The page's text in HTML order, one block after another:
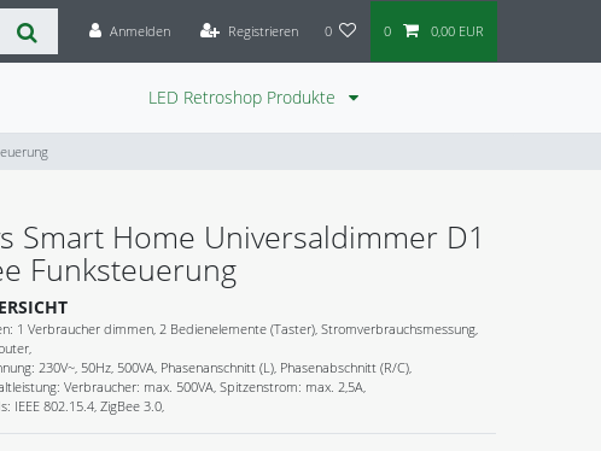
Anmelden Registrieren 0 0 0,00 EUR
LED Retroshop Produkte
Smart Home Universaldimmer D1
Funksteuerung
1 Verbraucher dimmen, 2 Bedienelemente (Taster), Stromverbrauchsmessung,
230V~, 50Hz, 500VA, Phasenanschnitt (L), Phasenabschnitt (R/C),
Verbraucher: max. 500VA, Spitzenstrom: max. 2,5A,
IEEE 802.15.4, ZigBee 3.0,